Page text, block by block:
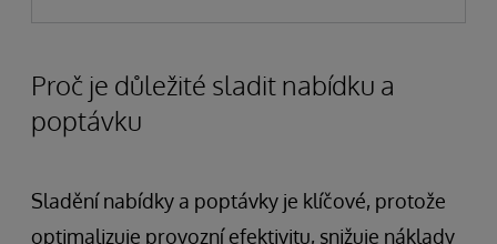
Proč je důležité sladit nabídku a
poptávku
Sladění nabídky a poptávky je klíčové, protože
optimalizuje provozní efektivitu, snižuje náklady